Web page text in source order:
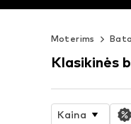
Moterims
Klasikinės
Kaina